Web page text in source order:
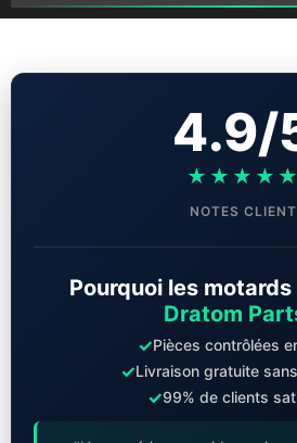
4.9/
★★★★★
NOTES CLIENT
Pourquoi les
Dratom
✓Pièces contrôlées
✓Livraison gratuite
✓99% de clients